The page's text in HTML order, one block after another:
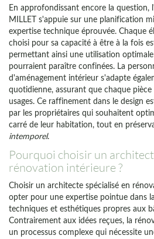
En approfondissant encore la question,
MILLET s'appuie sur une planification
expertise technique éprouvée. Chaque
choisi pour sa capacité à être à la fois
permettant ainsi une utilisation
pourraient paraître confinées. La
d'aménagement intérieur s'adapte
quotidienne, assurant que chaque
usages. Ce raffinement dans le design
par les propriétaires qui souhaitent
carré de leur habitation, tout en
intemporel.
Pourquoi choisir un
rénovation intérieure ?
Choisir un architecte spécialisé en
opter pour une expertise pointue dans
techniques et esthétiques propres aux
Contrairement aux idées reçues, la
un processus complexe qui nécessite